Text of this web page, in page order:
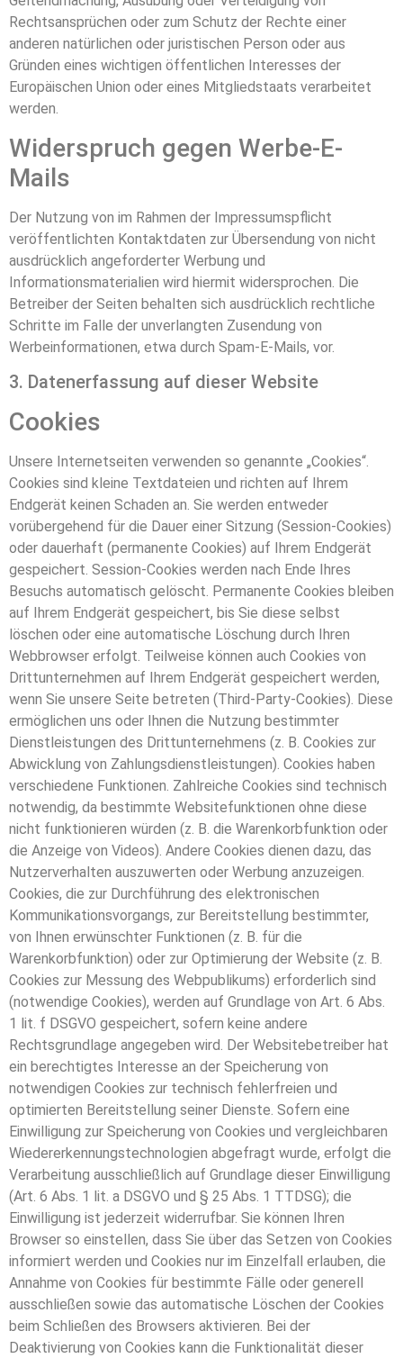
Rechtsansprüchen oder zum Schutz der Rechte einer
anderen natürlichen oder juristischen Person oder aus
Gründen eines wichtigen öffentlichen Interesses der
Europäischen Union oder eines Mitgliedstaats verarbeitet
werden.
Widerspruch gegen Werbe-E-
Mails
Der Nutzung von im Rahmen der Impressumspflicht
veröffentlichten Kontaktdaten zur Übersendung von nicht
ausdrücklich angeforderter Werbung und
Informationsmaterialien wird hiermit widersprochen. Die
Betreiber der Seiten behalten sich ausdrücklich rechtliche
Schritte im Falle der unverlangten Zusendung von
Werbeinformationen, etwa durch Spam-E-Mails, vor.
3. Datenerfassung auf dieser Website
Cookies
Unsere Internetseiten verwenden so genannte „Cookies“.
Cookies sind kleine Textdateien und richten auf Ihrem
Endgerät keinen Schaden an. Sie werden entweder
vorübergehend für die Dauer einer Sitzung (Session-Cookies)
oder dauerhaft (permanente Cookies) auf Ihrem Endgerät
gespeichert. Session-Cookies werden nach Ende Ihres
Besuchs automatisch gelöscht. Permanente Cookies bleiben
auf Ihrem Endgerät gespeichert, bis Sie diese selbst
löschen oder eine automatische Löschung durch Ihren
Webbrowser erfolgt. Teilweise können auch Cookies von
Drittunternehmen auf Ihrem Endgerät gespeichert werden,
wenn Sie unsere Seite betreten (Third-Party-Cookies). Diese
ermöglichen uns oder Ihnen die Nutzung bestimmter
Dienstleistungen des Drittunternehmens (z. B. Cookies zur
Abwicklung von Zahlungsdienstleistungen). Cookies haben
verschiedene Funktionen. Zahlreiche Cookies sind technisch
notwendig, da bestimmte Websitefunktionen ohne diese
nicht funktionieren würden (z. B. die Warenkorbfunktion oder
die Anzeige von Videos). Andere Cookies dienen dazu, das
Nutzerverhalten auszuwerten oder Werbung anzuzeigen.
Cookies, die zur Durchführung des elektronischen
Kommunikationsvorgangs, zur Bereitstellung bestimmter,
von Ihnen erwünschter Funktionen (z. B. für die
Warenkorbfunktion) oder zur Optimierung der Website (z. B.
Cookies zur Messung des Webpublikums) erforderlich sind
(notwendige Cookies), werden auf Grundlage von Art. 6 Abs.
1 lit. f DSGVO gespeichert, sofern keine andere
Rechtsgrundlage angegeben wird. Der Websitebetreiber hat
ein berechtigtes Interesse an der Speicherung von
notwendigen Cookies zur technisch fehlerfreien und
optimierten Bereitstellung seiner Dienste. Sofern eine
Einwilligung zur Speicherung von Cookies und vergleichbaren
Wiedererkennungstechnologien abgefragt wurde, erfolgt die
Verarbeitung ausschließlich auf Grundlage dieser Einwilligung
(Art. 6 Abs. 1 lit. a DSGVO und § 25 Abs. 1 TTDSG); die
Einwilligung ist jederzeit widerrufbar. Sie können Ihren
Browser so einstellen, dass Sie über das Setzen von Cookies
informiert werden und Cookies nur im Einzelfall erlauben, die
Annahme von Cookies für bestimmte Fälle oder generell
ausschließen sowie das automatische Löschen der Cookies
beim Schließen des Browsers aktivieren. Bei der
Deaktivierung von Cookies kann die Funktionalität dieser